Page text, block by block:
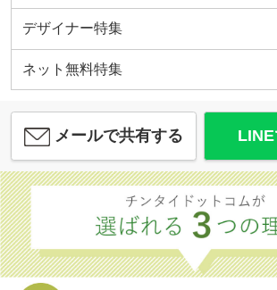
デザイナー特集
ネット無料特集
メールで共有する